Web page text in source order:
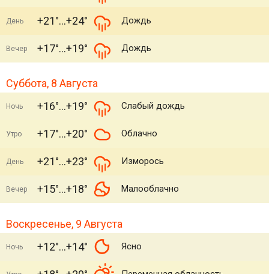
День +21° +24° Дождь
Вечер +17° +19° Дождь
Суббота, 8 Августа
Ночь +16° +19° Слабый дождь
Утро +17° +20° Облачно
День +21° +23° Изморось
Вечер +15° +18° Малооблачно
Воскресенье, 9 Августа
Ночь +12° +14° Ясно